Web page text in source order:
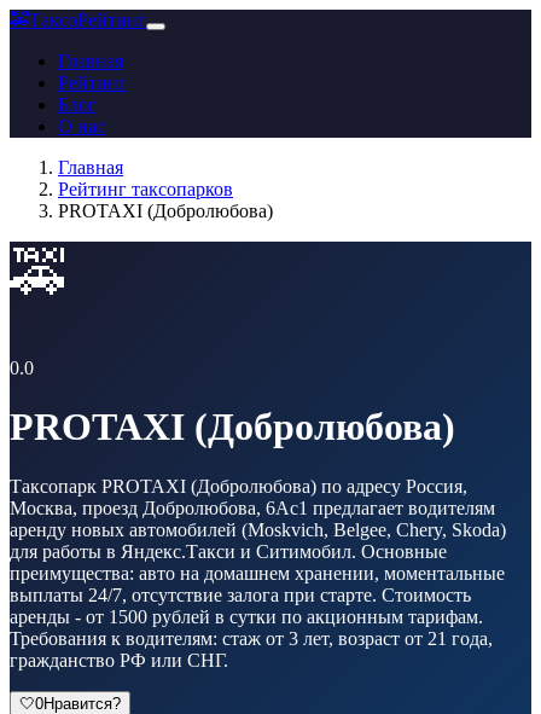
🚕ТаксоРейтинг
Главная
Рейтинг
Блог
О нас
Главная
Рейтинг таксопарков
PROTAXI (Добролюбова)
🚕
0.0
PROTAXI (Добролюбова)
Таксопарк PROTAXI (Добролюбова) по адресу Россия,
Москва, проезд Добролюбова, 6Ас1 предлагает водителям
аренду новых автомобилей (Moskvich, Belgee, Chery, Skoda)
для работы в Яндекс.Такси и Ситимобил. Основные
преимущества: авто на домашнем хранении, моментальные
выплаты 24/7, отсутствие залога при старте. Стоимость
аренды - от 1500 рублей в сутки по акционным тарифам.
Требования к водителям: стаж от 3 лет, возраст от 21 года,
гражданство РФ или СНГ.
🤍0Нравится?